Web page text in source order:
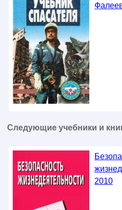
Следующие учебники и
2010